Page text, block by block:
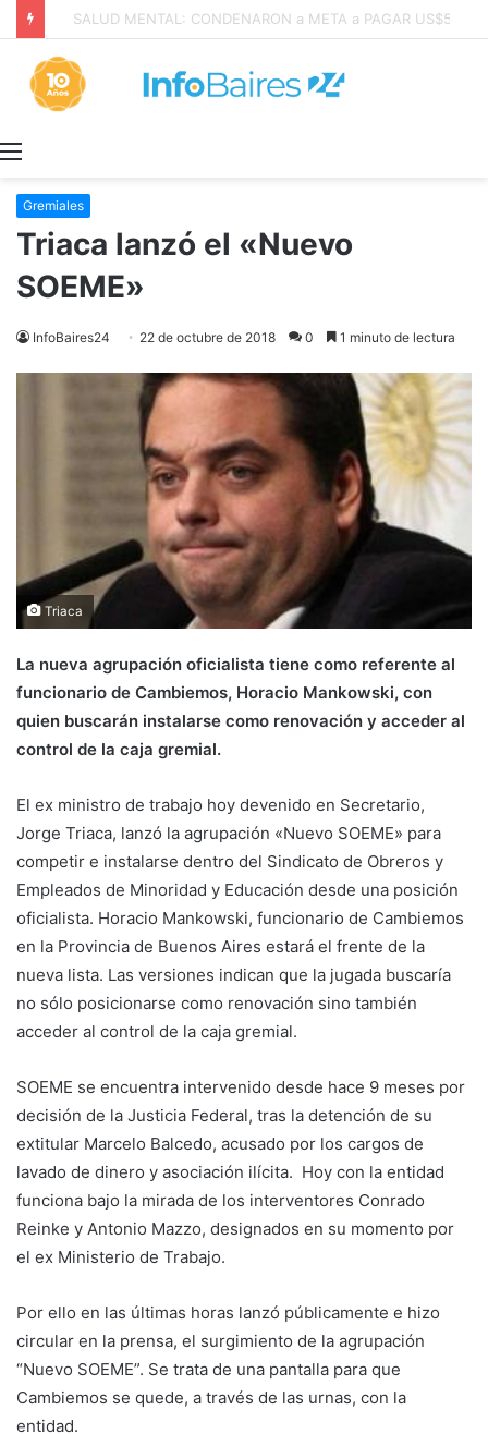
San Cayetano: Paz, Pan y Trabajo «tenemos que aprender a dialogar y a tratarnos bien» Mons. García Cuerva
Gremiales
Triaca lanzó el «Nuevo
SOEME»
InfoBaires24 22 de octubre de 2018 0 1 minuto de lectura
Triaca
La nueva agrupación oficialista tiene como referente al
funcionario de Cambiemos, Horacio Mankowski, con
quien buscarán instalarse como renovación y acceder al
control de la caja gremial.
El ex ministro de trabajo hoy devenido en Secretario,
Jorge Triaca, lanzó la agrupación «Nuevo SOEME» para
competir e instalarse dentro del Sindicato de Obreros y
Empleados de Minoridad y Educación desde una posición
oficialista. Horacio Mankowski, funcionario de Cambiemos
en la Provincia de Buenos Aires estará el frente de la
nueva lista. Las versiones indican que la jugada buscaría
no sólo posicionarse como renovación sino también
acceder al control de la caja gremial.
SOEME se encuentra intervenido desde hace 9 meses por
decisión de la Justicia Federal, tras la detención de su
extitular Marcelo Balcedo, acusado por los cargos de
lavado de dinero y asociación ilícita. Hoy con la entidad
funciona bajo la mirada de los interventores Conrado
Reinke y Antonio Mazzo, designados en su momento por
el ex Ministerio de Trabajo.
Por ello en las últimas horas lanzó públicamente e hizo
circular en la prensa, el surgimiento de la agrupación
“Nuevo SOEME”. Se trata de una pantalla para que
Cambiemos se quede, a través de las urnas, con la
entidad.